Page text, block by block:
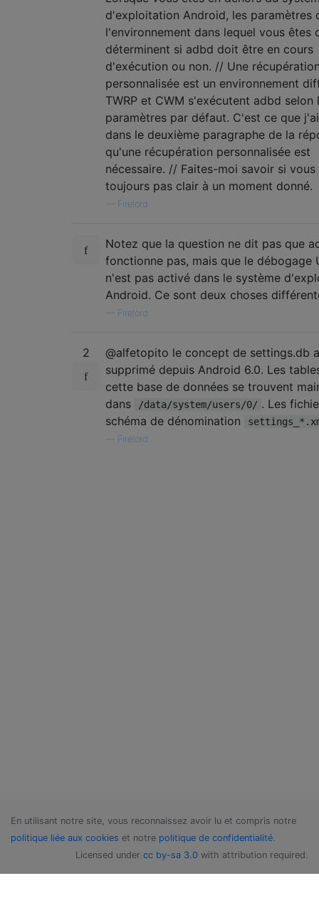
d'exploitation Android, les paramètres
l'environnement dans lequel vous êtes
déterminent si adbd doit être en cours
d'exécution ou non. // Une
personnalisée est un environnement
TWRP et CWM s'exécutent adbd selon
paramètres par défaut. C'est ce que
dans le deuxième paragraphe de la
qu'une récupération personnalisée est
nécessaire. // Faites-moi savoir si vous
toujours pas clair à un moment donné.
Firelord
Notez que la question ne dit pas que
fonctionne pas, mais que le débogage
n'est pas activé dans le système
Android. Ce sont deux choses
Firelord
2
@alfetopito le concept de settings.db
supprimé depuis Android 6.0. Les
cette base de données se trouvent
dans
/data/system/users/0/ . Les
schéma de dénomination
Firelord
En utilisant notre site, vous reconnaissez avoir lu et compris notre
politique liée aux cookies et notre politique de confidentialité.
Licensed under cc by-sa 3.0 with attribution required.